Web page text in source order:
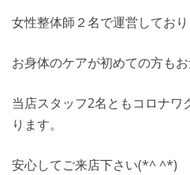
女性整体師２名で運営しており
お身体のケアが初めての方も
当店スタッフ2名ともコロナワ
ります。
安心してご来店下さい(*^ ^*)